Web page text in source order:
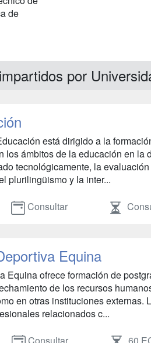
de
por
está dirigido a la
los ámbitos de la educación en la
tecnológicamente, la
plurilingüismo y la inter...
Consultar
Equina
Equina ofrece formación de
de los recursos
en otras instituciones externas.
relacionados c...
Consultar 60